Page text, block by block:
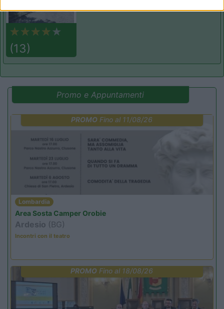
(13)
Promo e Appuntamenti
PROMO Fino al 11/08/26
Lombardia
Area Sosta Camper Orobie
Ardesio (BG)
Incontri con il teatro
PROMO Fino al 18/08/26